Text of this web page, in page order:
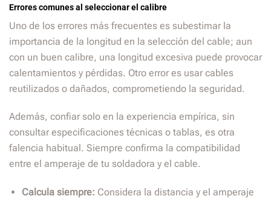
Errores comunes al seleccionar el calibre
Uno de los errores más frecuentes es subestimar la
importancia de la longitud en la selección del cable; aun
con un buen calibre, una longitud excesiva puede provocar
calentamientos y pérdidas. Otro error es usar cables
reutilizados o dañados, comprometiendo la seguridad.
Además, confiar solo en la experiencia empírica, sin
consultar especificaciones técnicas o tablas, es otra
falencia habitual. Siempre confirma la compatibilidad
entre el amperaje de tu soldadora y el cable.
Calcula siempre: Considera la distancia y el amperaje